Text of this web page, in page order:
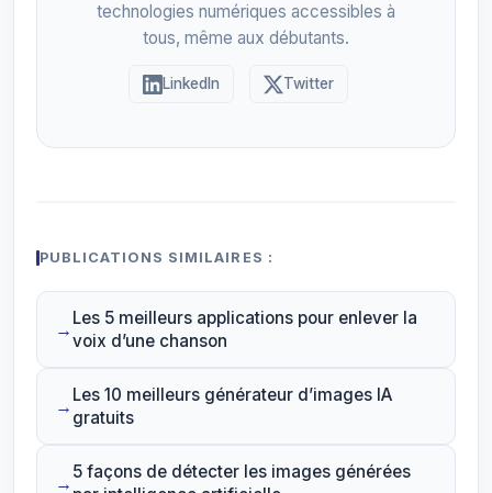
technologies numériques accessibles à
tous, même aux débutants.
LinkedIn Twitter
PUBLICATIONS SIMILAIRES :
Les 5 meilleurs applications pour enlever la
voix d’une chanson
Les 10 meilleurs générateur d’images IA
gratuits
5 façons de détecter les images générées